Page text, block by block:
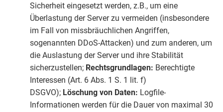
Sicherheit eingesetzt werden, z.B., um eine
Überlastung der Server zu vermeiden (insbesondere
im Fall von missbräuchlichen Angriffen,
sogenannten DDoS-Attacken) und zum anderen, um
die Auslastung der Server und ihre Stabilität
sicherzustellen; Rechtsgrundlagen: Berechtigte
Interessen (Art. 6 Abs. 1 S. 1 lit. f)
DSGVO); Löschung von Daten: Logfile-
Informationen werden für die Dauer von maximal 30